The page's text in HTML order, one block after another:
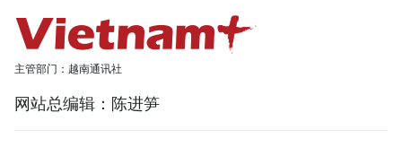
主管部门：越南通讯社
网站总编辑：陈进笋